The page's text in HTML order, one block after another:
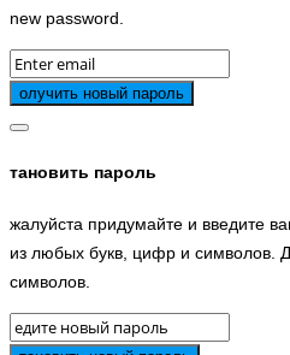
new password.
тановить пароль
жалуйста придумайте и введите
из любых букв, цифр и символов.
символов.